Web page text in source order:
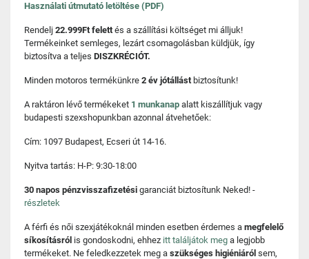
Használati útmutató letöltése (PDF)
Rendelj 22.999Ft felettés a szállítási költséget mi álljuk!
Termékeinket semleges, lezárt csomagolásban küldjük, így
biztosítva a teljes DISZKRÉCIÓT.
Minden motoros termékünkre 2 év jótállást biztosítunk!
A raktáron lévő termékeket 1 munkanap alatt kiszállítjuk vagy
budapesti szexshopunkban azonnal átvehetőek:
Cím: 1097 Budapest, Ecseri út 14-16.
Nyitva tartás: H-P: 9:30-18:00
30 napos pénzvisszafizetési garanciát biztosítunk Neked! -
részletek
A férfi és női szexjátékoknál minden esetben érdemes a megfelelő
síkosításról is gondoskodni, ehhez itt találjátok meg a legjobb
termékeket. Ne feledkezzetek meg a szükséges higiéniáról sem,